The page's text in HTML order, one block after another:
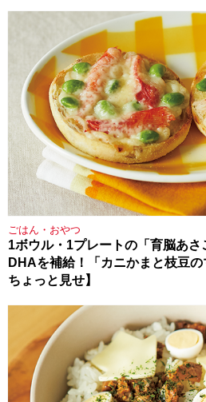
ごはん・おやつ
1ボウル・1プレートの「育脳あ
DHAを補給！「カニかまと枝豆
ちょっと見せ】